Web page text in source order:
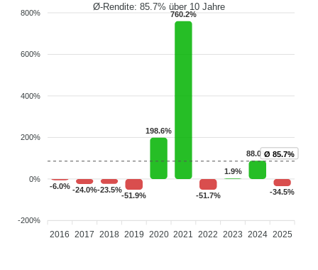
Ø-Rendite: 85.7% über 10 Jahre
800%
600%
400%
200%
0%
-200%
-6.0% -24.0%-23.5%
-51.9%
198.6%
760.2%
-51.7%
1.9%
88.0%
-34.5%
2016 2017 2018 2019 2020 2021 2022 2023 2024 2025
Ø 85.7%